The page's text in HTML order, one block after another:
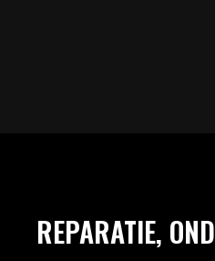
REPARATIE,